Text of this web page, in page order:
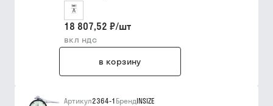
18 807,52 ₽/шт
вкл ндс
в корзину
Артикул2364-1 БрендINSIZE